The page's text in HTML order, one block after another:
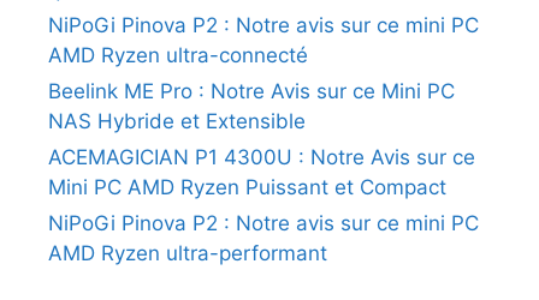
NiPoGi Pinova P2 : Notre avis sur ce mini PC
AMD Ryzen ultra-connecté
Beelink ME Pro : Notre Avis sur ce Mini PC
NAS Hybride et Extensible
ACEMAGICIAN P1 4300U : Notre Avis sur ce
Mini PC AMD Ryzen Puissant et Compact
NiPoGi Pinova P2 : Notre avis sur ce mini PC
AMD Ryzen ultra-performant